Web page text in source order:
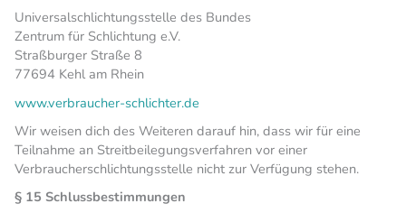
Universalschlichtungsstelle des Bundes
Zentrum für Schlichtung e.V.
Straßburger Straße 8
77694 Kehl am Rhein
www.verbraucher-schlichter.de
Wir weisen dich des Weiteren darauf hin, dass wir für eine
Teilnahme an Streitbeilegungsverfahren vor einer
Verbraucherschlichtungsstelle nicht zur Verfügung stehen.
§ 15 Schlussbestimmungen